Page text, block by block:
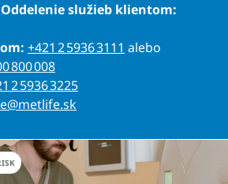
služieb klientom:
+421 2 5936 3111 alebo
800 008
2 5936 3225